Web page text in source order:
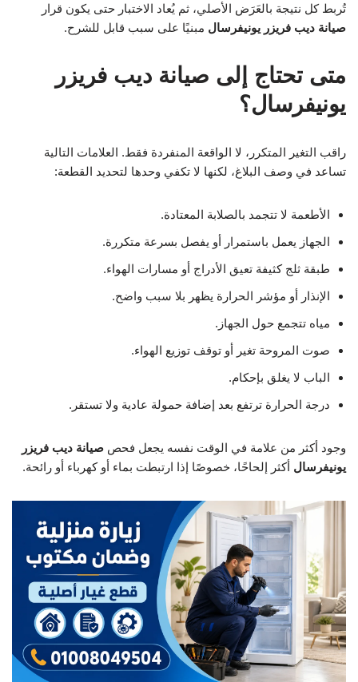
تُربط كل نتيجة بالعَرَض الأصلي، ثم يُعاد الاختبار حتى يكون قرار
صيانة ديب فريزر يونيفرسال مبنيًا على سبب قابل للشرح.
متى تحتاج إلى صيانة ديب فريزر
يونيفرسال؟
راقب التغير المتكرر، لا الواقعة المنفردة فقط. العلامات التالية
تساعد في وصف البلاغ، لكنها لا تكفي وحدها لتحديد القطعة:
الأطعمة لا تتجمد بالصلابة المعتادة.
الجهاز يعمل باستمرار أو يفصل بسرعة متكررة.
طبقة ثلج كثيفة تعيق الأدراج أو مسارات الهواء.
الإنذار أو مؤشر الحرارة يظهر بلا سبب واضح.
مياه تتجمع حول الجهاز.
صوت المروحة تغير أو توقف توزيع الهواء.
الباب لا يغلق بإحكام.
درجة الحرارة ترتفع بعد إضافة حمولة عادية ولا تستقر.
وجود أكثر من علامة في الوقت نفسه يجعل فحص صيانة ديب فريزر
يونيفرسال أكثر إلحاحًا، خصوصًا إذا ارتبطت بماء أو كهرباء أو رائحة.